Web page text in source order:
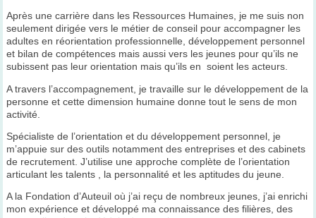
Après une carrière dans les Ressources Humaines, je me suis non
seulement dirigée vers le métier de conseil pour accompagner les
adultes en réorientation professionnelle, développement personnel
et bilan de compétences mais aussi vers les jeunes pour qu’ils ne
subissent pas leur orientation mais qu’ils en soient les acteurs.
A travers l’accompagnement, je travaille sur le développement de la
personne et cette dimension humaine donne tout le sens de mon
activité.
Spécialiste de l’orientation et du développement personnel, je
m’appuie sur des outils notamment des entreprises et des cabinets
de recrutement. J’utilise une approche complète de l’orientation
articulant les talents , la personnalité et les aptitudes du jeune.
A la Fondation d’Auteuil où j’ai reçu de nombreux jeunes, j’ai enrichi
mon expérience et développé ma connaissance des filières, des